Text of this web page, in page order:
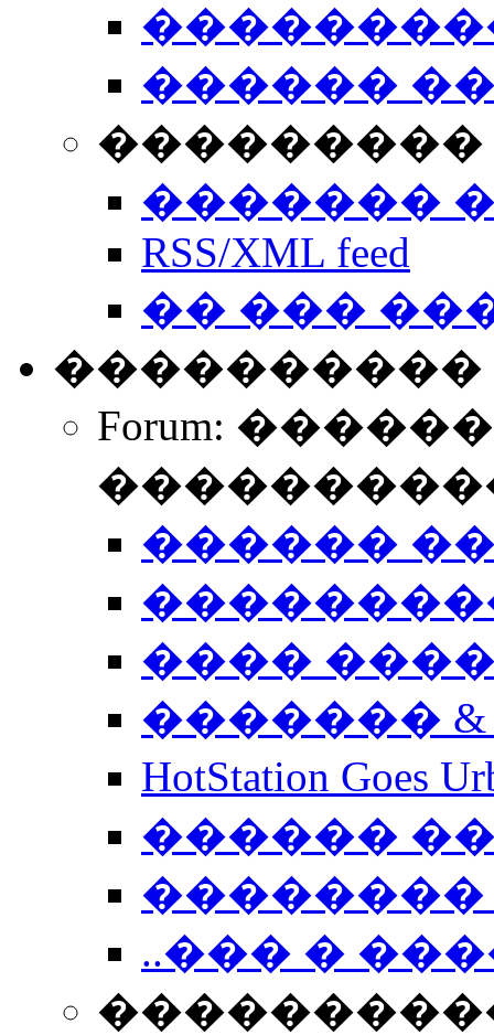
������
���������
�������
RSS/XML feed
�� ���
����������
Forum:
������
����
�������
HotStation
������
��������
..��� �
����������